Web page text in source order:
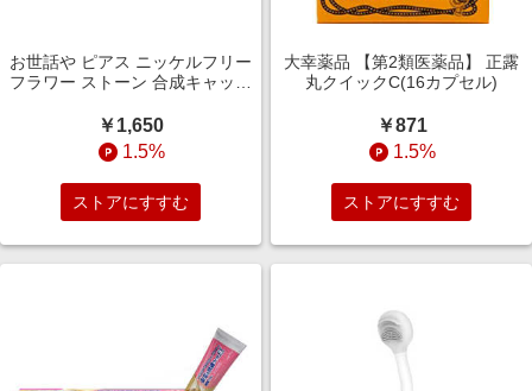
お世話や ピアス ニッケルフリー
フラワー ストーン 合成キャッツ
プル 20PC0120
￥1,650
1.5%
ストアにすすむ
大幸薬品 【第2類医薬品】 正露
丸クイックC(16カプセル)
￥871
1.5%
ストアにすすむ